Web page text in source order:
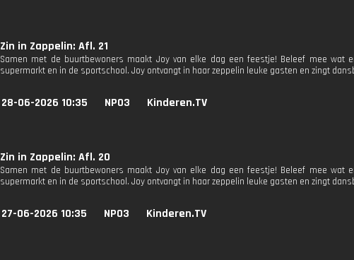
Zin in Zappelin: Afl. 21
Samen met de buurtbewoners maakt Joy van elke dag een feestje! Beleef mee wat
supermarkt en in de sportschool. Joy ontvangt in haar zeppelin leuke gasten en zingt
28-06-2026 10:35 NPO3 Kinderen.TV
Zin in Zappelin: Afl. 20
Samen met de buurtbewoners maakt Joy van elke dag een feestje! Beleef mee wat
supermarkt en in de sportschool. Joy ontvangt in haar zeppelin leuke gasten en zingt
27-06-2026 10:35 NPO3 Kinderen.TV